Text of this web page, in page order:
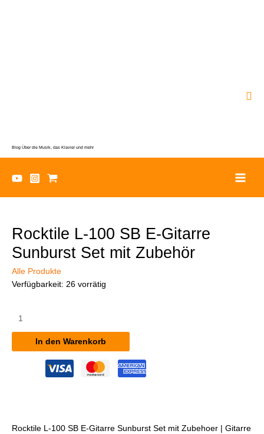
Blog Über die Musik, das Klavier und mehr
Rocktile L-100 SB E-Gitarre
Sunburst Set mit Zubehör
Alle Produkte
Verfügbarkeit: 26 vorrätig
SB
Zubehör
In den Warenkorb
Rocktile L-100 SB E-Gitarre Sunburst Set mit Zubehoer | Gitarre